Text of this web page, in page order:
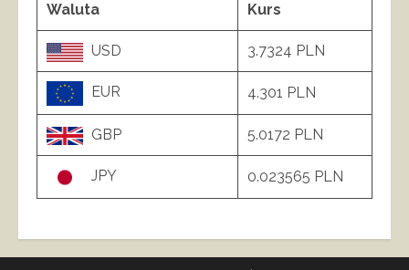
Waluta Kurs
USD 3.7324 PLN
EUR 4.301 PLN
GBP 5.0172 PLN
JPY 0.023565 PLN